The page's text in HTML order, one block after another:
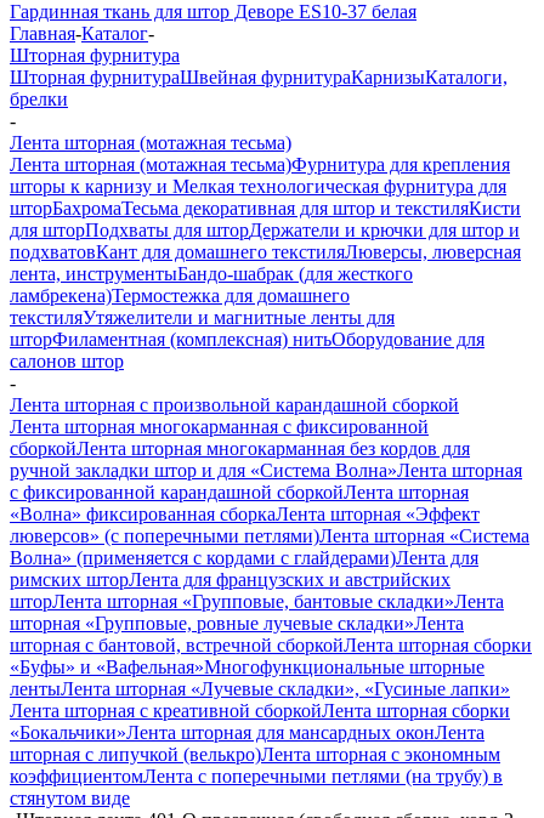
Гардинная ткань для штор Деворе ES10-37 белая
Главная-Каталог-
Шторная фурнитура
Шторная фурнитураШвейная фурнитураКарнизыКаталоги,
брелки
-
Лента шторная (мотажная тесьма)
Лента шторная (мотажная тесьма)Фурнитура для крепления
шторы к карнизу и Мелкая технологическая фурнитура для
шторБахромаТесьма декоративная для штор и текстиляКисти
для шторПодхваты для шторДержатели и крючки для штор и
подхватовКант для домашнего текстиляЛюверсы, люверсная
лента, инструментыБандо-шабрак (для жесткого
ламбрекена)Термостежка для домашнего
текстиляУтяжелители и магнитные ленты для
шторФиламентная (комплексная) нитьОборудование для
салонов штор
-
Лента шторная с произвольной карандашной сборкой
Лента шторная многокарманная с фиксированной
сборкойЛента шторная многокарманная без кордов для
ручной закладки штор и для «Система Волна»Лента шторная
с фиксированной карандашной сборкойЛента шторная
«Волна» фиксированная сборкаЛента шторная «Эффект
люверсов» (с поперечными петлями)Лента шторная «Система
Волна» (применяется с кордами с глайдерами)Лента для
римских шторЛента для французских и австрийских
шторЛента шторная «Групповые, бантовые складки»Лента
шторная «Групповые, ровные лучевые складки»Лента
шторная с бантовой, встречной сборкойЛента шторная сборки
«Буфы» и «Вафельная»Многофункциональные шторные
лентыЛента шторная «Лучевые складки», «Гусиные лапки»
Лента шторная с креативной сборкойЛента шторная сборки
«Бокальчики»Лента шторная для мансардных оконЛента
шторная с липучкой (велькро)Лента шторная с экономным
коэффициентомЛента с поперечными петлями (на трубу) в
стянутом виде